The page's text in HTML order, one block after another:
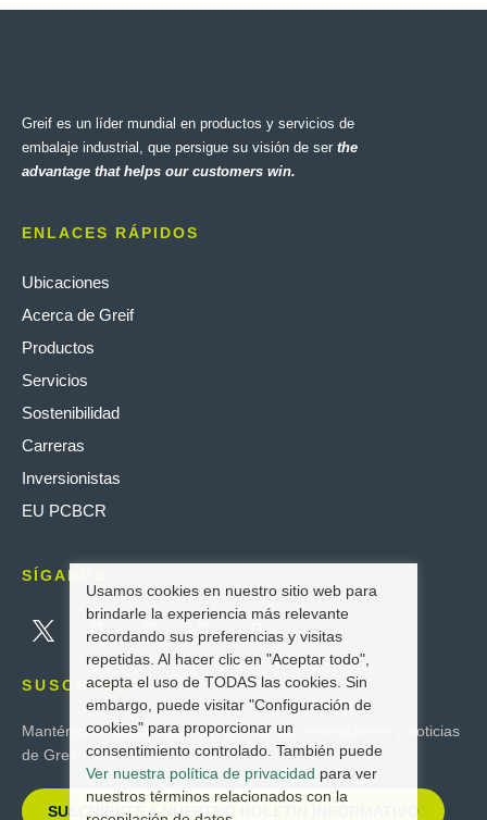
Greif es un líder mundial en productos y servicios de
embalaje industrial, que persigue su visión de ser the
advantage that helps our customers win.
ENLACES RÁPIDOS
Ubicaciones
Acerca de Greif
Productos
Servicios
Sostenibilidad
Carreras
Inversionistas
EU PCBCR
SÍGANOS
SUSCRIBIR
Manténgase actualizado con las últimas innovaciones y noticias
de Greif.
SUSCRÍBETE A NUESTRO BOLETÍN INFORMATIVO
Usamos cookies en nuestro sitio web para
brindarle la experiencia más relevante
recordando sus preferencias y visitas
repetidas. Al hacer clic en "Aceptar todo",
acepta el uso de TODAS las cookies. Sin
embargo, puede visitar "Configuración de
cookies" para proporcionar un
consentimiento controlado. También puede
Ver nuestra política de privacidad para ver
nuestros términos relacionados con la